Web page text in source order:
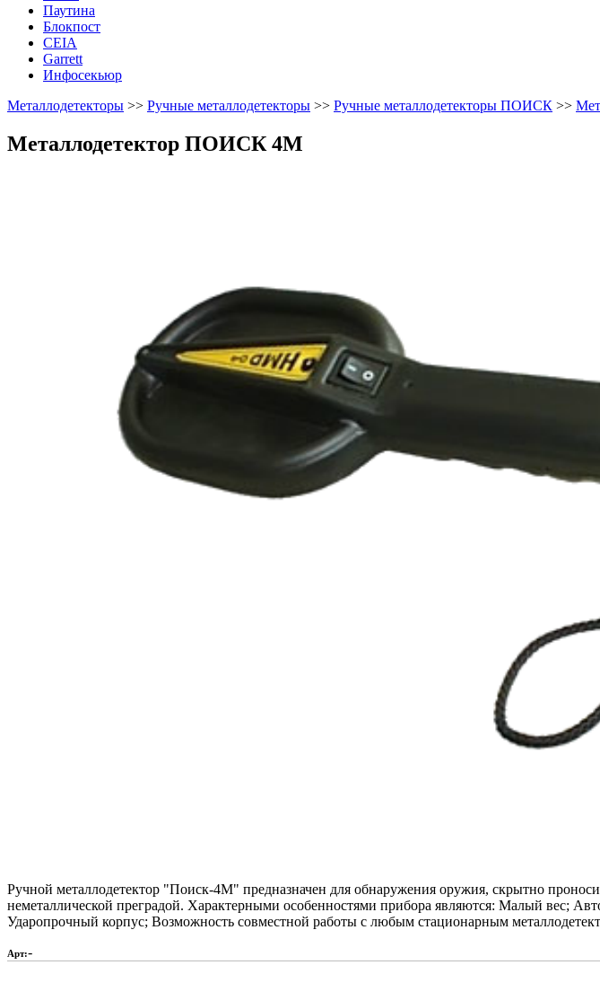
Паутина
Блокпост
CEIA
Garrett
Инфосекьюр
Металлодетекторы >> Ручные металлодетекторы >> Ручные металлодетекторы ПОИСК >>
Металлодетектор ПОИСК 4М
Ручной металлодетектор "Поиск-4М" предназначен для обнаружения оружия, скрытно
неметаллической преградой. Характерными особенностями прибора являются: Малый вес;
Ударопрочный корпус; Возможность совместной работы с любым стационарным
Арт:-